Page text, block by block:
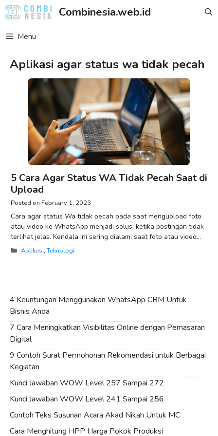
Skip
to
Combinesia.web.id
Menu
Aplikasi agar status wa tidak pecah
5 Cara Agar Status WA Tidak Pecah Saat di
Upload
February 1, 2023
Cara agar status Wa tidak pecah pada saat mengupload foto
atau video ke WhatsApp menjadi solusi ketika postingan tidak
terlihat jelas. Kendala ini sering dialami saat foto atau video
telahCategories
Aplikasi,Teknologi
4 Keuntungan Menggunakan WhatsApp CRM Untuk
Bisnis Anda
7 Cara Meningkatkan Visibilitas Online dengan Pemasaran
Digital
9 Contoh Surat Permohonan Rekomendasi untuk Berbagai
Kegiatan
Kunci Jawaban WOW Level 257 Sampai 272
Kunci Jawaban WOW Level 241 Sampai 256
Contoh Teks Susunan Acara Akad Nikah Untuk MC
Cara Menghitung HPP Harga Pokok Produksi